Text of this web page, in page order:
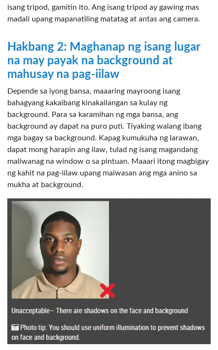
isang tripod, gamitin ito. Ang isang tripod ay gawing mas
madali upang mapanatiling matatag at antas ang camera.
Hakbang 2: Maghanap ng isang lugar
na may payak na background at
mahusay na pag-iilaw
Depende sa iyong bansa, maaaring mayroong isang
bahagyang kakaibang kinakailangan sa kulay ng
background. Para sa karamihan ng mga bansa, ang
background ay dapat na puro puti. Tiyaking walang ibang
mga bagay sa background. Kapag kumukuha ng larawan,
dapat mong harapin ang ilaw, tulad ng isang magandang
maliwanag na window o sa pintuan. Maaari itong magbigay
ng kahit na pag-iilaw upang maiwasan ang mga anino sa
mukha at background.